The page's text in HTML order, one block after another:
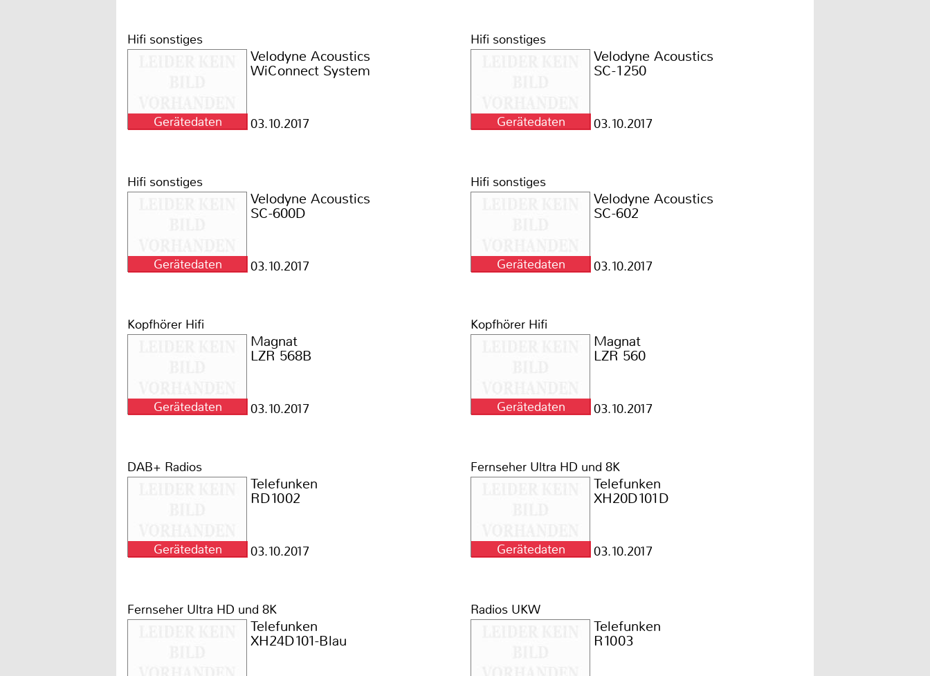
Hifi sonstiges
Gerätedaten
Velodyne Acoustics
WiConnect System
03.10.2017
Hifi sonstiges
Gerätedaten
Velodyne Acoustics
SC-1250
03.10.2017
Hifi sonstiges
Gerätedaten
Velodyne Acoustics
SC-600D
03.10.2017
Hifi sonstiges
Gerätedaten
Velodyne Acoustics
SC-602
03.10.2017
Kopfhörer Hifi
Gerätedaten
Magnat
LZR 568B
03.10.2017
Kopfhörer Hifi
Gerätedaten
Magnat
LZR 560
03.10.2017
DAB+ Radios
Gerätedaten
Telefunken
RD1002
03.10.2017
Fernseher Ultra HD und 8K
Gerätedaten
Telefunken
XH20D101D
03.10.2017
Fernseher Ultra HD und 8K
Telefunken
XH24D101-Blau
Radios UKW
Telefunken
R1003